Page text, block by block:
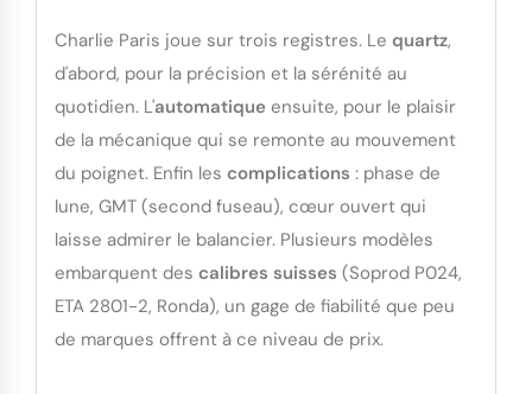
Charlie Paris joue sur trois registres. Le quartz,
d'abord, pour la précision et la sérénité au
quotidien. L'automatique ensuite, pour le plaisir
de la mécanique qui se remonte au mouvement
du poignet. Enfin les complications : phase de
lune, GMT (second fuseau), cœur ouvert qui
laisse admirer le balancier. Plusieurs modèles
embarquent des calibres suisses (Soprod P024,
ETA 2801-2, Ronda), un gage de fiabilité que peu
de marques offrent à ce niveau de prix.